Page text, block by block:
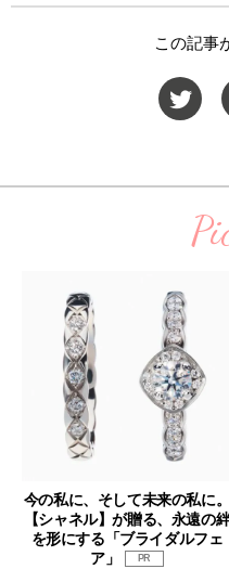
この記事
今の私に、そして未来の私に。
【シャネル】が贈る、永遠の
を形にする「ブライダルフェ
ア」
PR